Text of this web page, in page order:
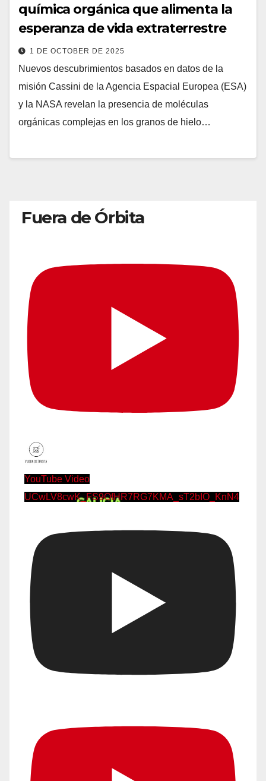
química orgánica que alimenta la
esperanza de vida extraterrestre
1 DE OCTOBER DE 2025
Nuevos descubrimientos basados en datos de la
misión Cassini de la Agencia Espacial Europea (ESA)
y la NASA revelan la presencia de moléculas
orgánicas complejas en los granos de hielo…
Fuera de Órbita
YouTube Video
UCwLV8cwK_FS9OfHR7RG7KMA_sT2bIO_KnN4